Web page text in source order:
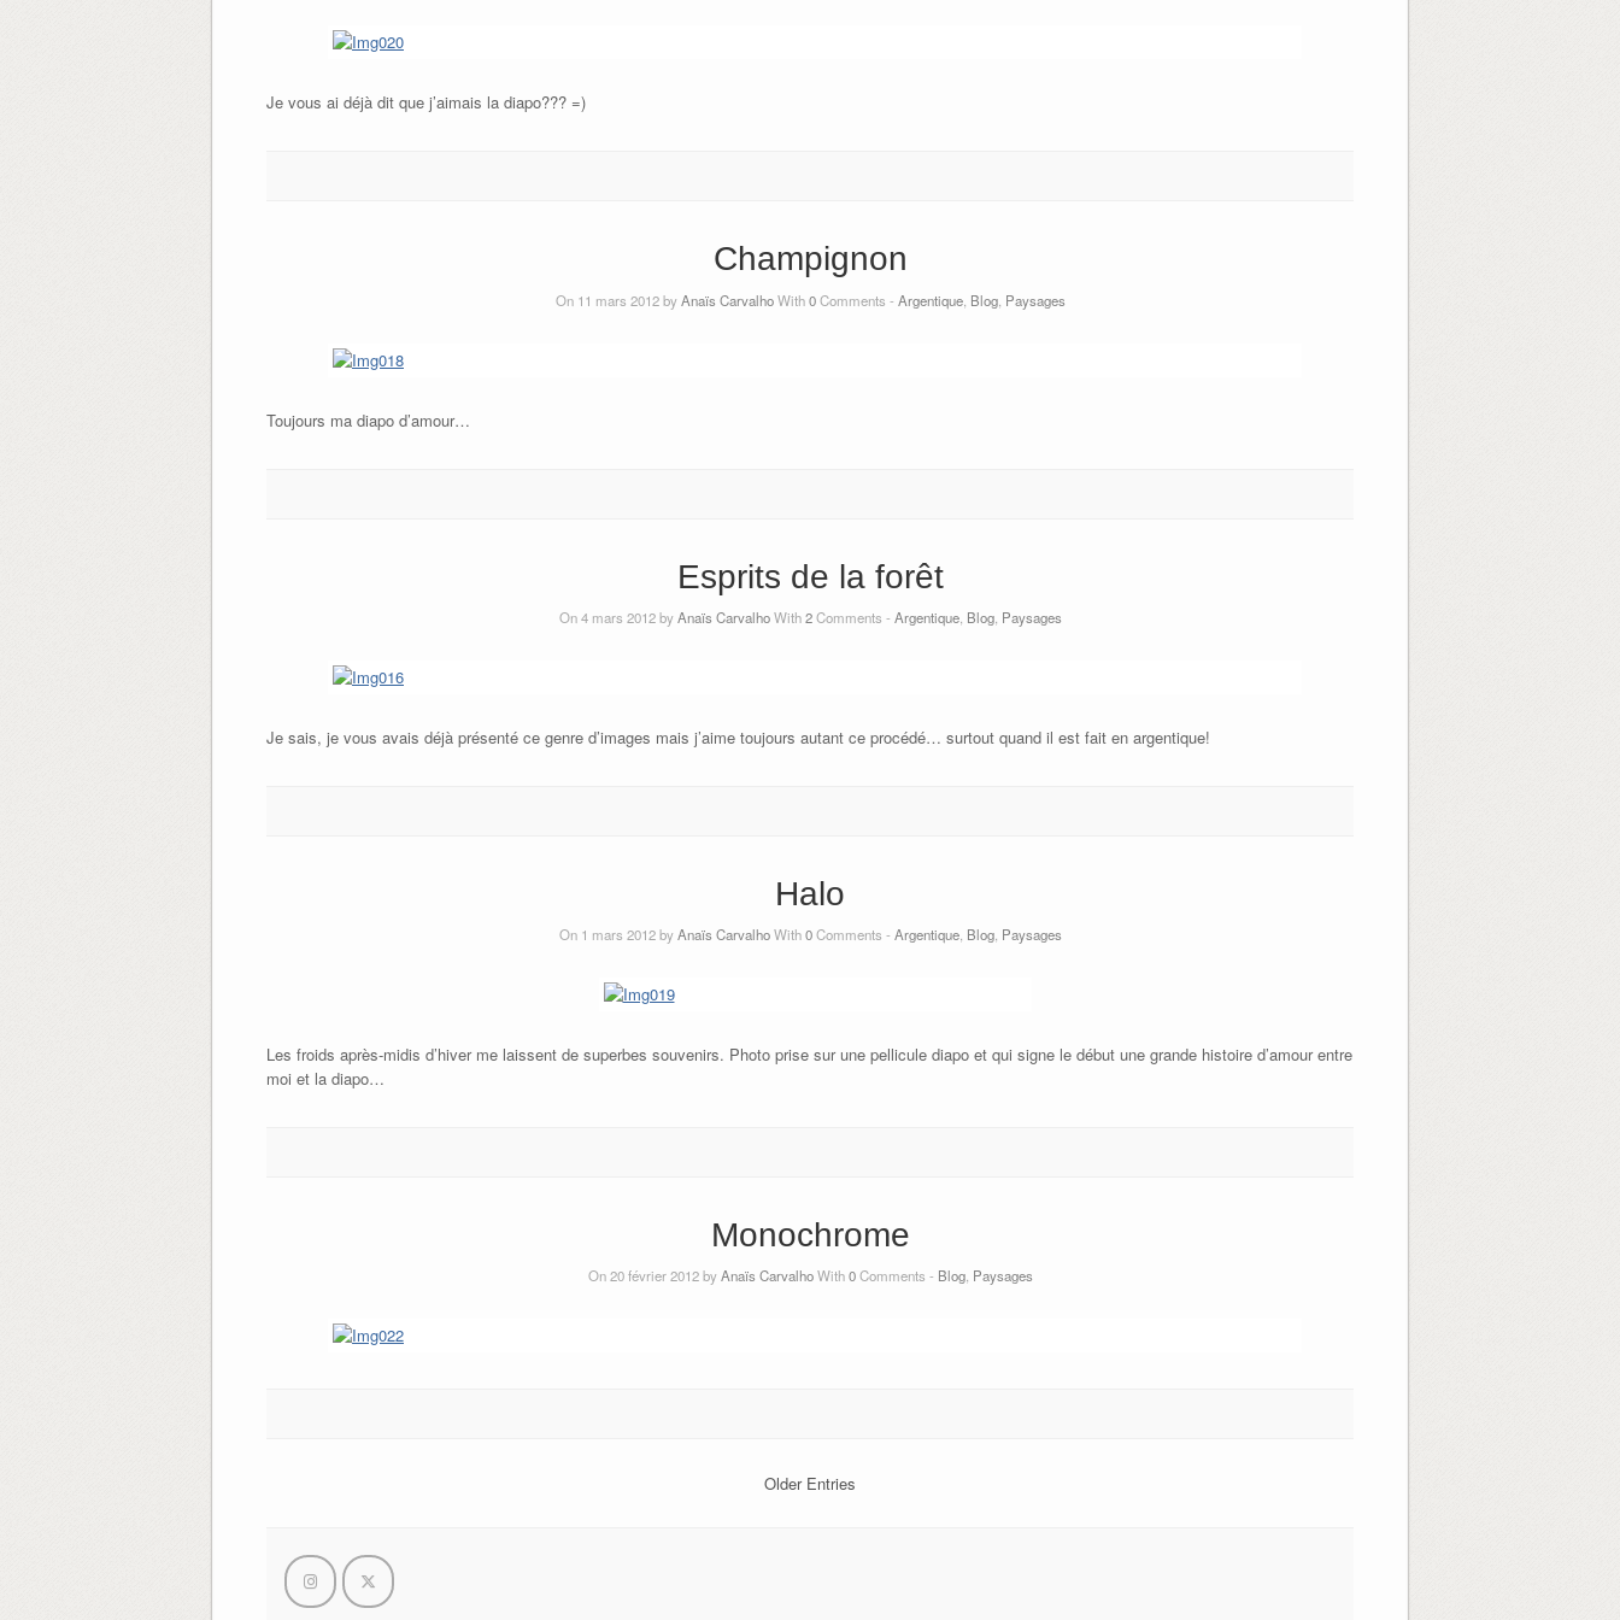
Je vous ai déjà dit que j’aimais la diapo??? =)
Champignon
On 11 mars 2012 byAnaïs CarvalhoWith0Comments - Argentique, Blog, Paysages
Toujours ma diapo d’amour…
Esprits de la forêt
On 4 mars 2012 byAnaïs CarvalhoWith2Comments - Argentique, Blog, Paysages
Je sais, je vous avais déjà présenté ce genre d’images mais j’aime toujours autant ce procédé… surtout quand il est fait en argentique!
Halo
On 1 mars 2012 byAnaïs CarvalhoWith0Comments - Argentique, Blog, Paysages
Les froids après-midis d’hiver me laissent de superbes souvenirs. Photo prise sur une pellicule diapo et qui signe le début une grande histoire d’amour entre
moi et la diapo…
Monochrome
On 20 février 2012 byAnaïs CarvalhoWith0Comments - Blog, Paysages
Older Entries